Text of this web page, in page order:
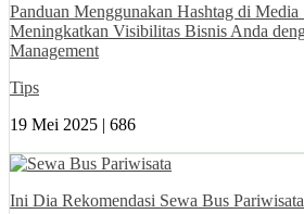
Panduan Menggunakan Hashtag di Media
Meningkatkan Visibilitas Bisnis Anda
Management
Tips
19 Mei 2025 | 686
Ini Dia Rekomendasi Sewa Bus